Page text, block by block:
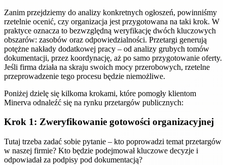
Zanim przejdziemy do analizy konkretnych ogłoszeń, powinniśmy
rzetelnie ocenić, czy organizacja jest przygotowana na taki krok. W
praktyce oznacza to bezwzględną weryfikację dwóch kluczowych
obszarów: zasobów oraz odpowiedzialności. Przetargi generują
potężne nakłady dodatkowej pracy – od analizy grubych tomów
dokumentacji, przez koordynację, aż po samo przygotowanie oferty.
Jeśli firma działa na skraju swoich mocy przerobowych, rzetelne
przeprowadzenie tego procesu będzie niemożliwe.
Poniżej dzielę się kilkoma krokami, które pomogły klientom
Minerva odnaleźć się na rynku przetargów publicznych:
Krok 1: Zweryfikowanie gotowości organizacyjnej
Tutaj trzeba zadać sobie pytanie – kto poprowadzi temat przetargów
w naszej firmie? Kto będzie podejmował kluczowe decyzje i
odpowiadał za podpisy pod dokumentacją?